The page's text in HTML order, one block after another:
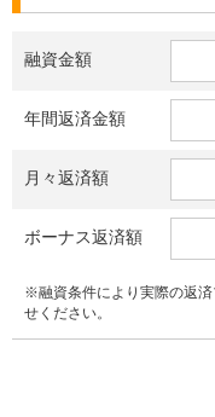
融資金額
年間返済金額
月々返済額
ボーナス返済額
※融資条件により実際の返
せください。